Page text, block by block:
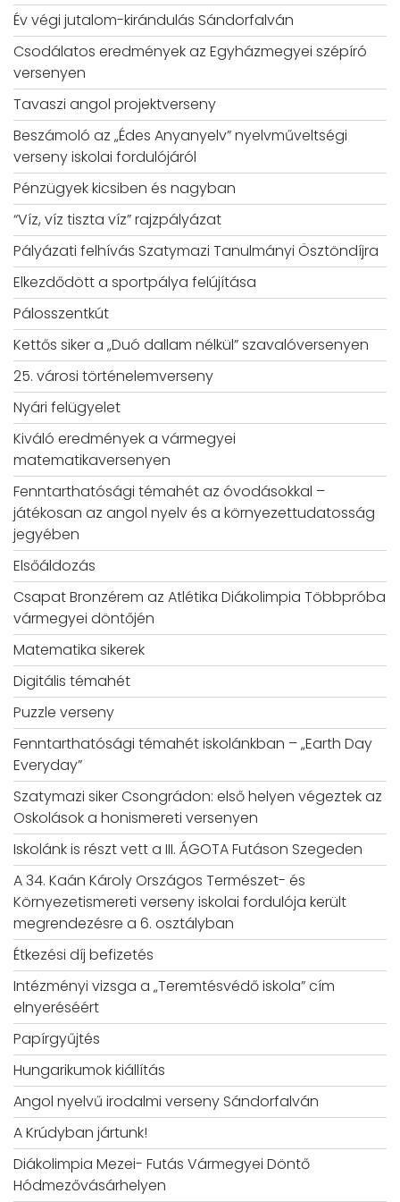
Év végi jutalom-kirándulás Sándorfalván
Csodálatos eredmények az Egyházmegyei szépíró
versenyen
Tavaszi angol projektverseny
Beszámoló az „Édes Anyanyelv” nyelvműveltségi
verseny iskolai fordulójáról
Pénzügyek kicsiben és nagyban
“Víz, víz tiszta víz” rajzpályázat
Pályázati felhívás Szatymazi Tanulmányi Ösztöndíjra
Elkezdődött a sportpálya felújítása
Pálosszentkút
Kettős siker a „Duó dallam nélkül” szavalóversenyen
25. városi történelemverseny
Nyári felügyelet
Kiváló eredmények a vármegyei
matematikaversenyen
Fenntarthatósági témahét az óvodásokkal –
játékosan az angol nyelv és a környezettudatosság
jegyében
Elsőáldozás
Csapat Bronzérem az Atlétika Diákolimpia Többpróba
vármegyei döntőjén
Matematika sikerek
Digitális témahét
Puzzle verseny
Fenntarthatósági témahét iskolánkban – „Earth Day
Everyday”
Szatymazi siker Csongrádon: első helyen végeztek az
Oskolások a honismereti versenyen
Iskolánk is részt vett a III. ÁGOTA Futáson Szegeden
A 34. Kaán Károly Országos Természet- és
Környezetismereti verseny iskolai fordulója került
megrendezésre a 6. osztályban
Étkezési díj befizetés
Intézményi vizsga a „Teremtésvédő iskola” cím
elnyeréséért
Papírgyűjtés
Hungarikumok kiállítás
Angol nyelvű irodalmi verseny Sándorfalván
A Krúdyban jártunk!
Diákolimpia Mezei- Futás Vármegyei Döntő
Hódmezővásárhelyen